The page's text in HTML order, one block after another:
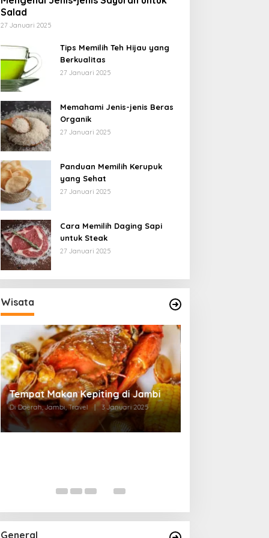
Salad
27 Januari 2025
Tips Memilih Teh Hijau yang
Berkualitas
27 Januari 2025
Memahami Jenis-jenis Beras
Organik
27 Januari 2025
Panduan Memilih Kerupuk
yang Sehat
27 Januari 2025
Cara Memilih Daging Sapi
untuk Steak
27 Januari 2025
Wisata
Tempat Makan di Thehok Jambi
Di Daerah, Jambi, Travel | 3 Januari 2025
General